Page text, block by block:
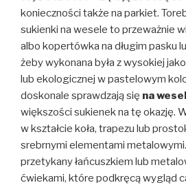
konieczności także na parkiet.
sukienki na wesele to przeważnie
albo kopertówka na długim pasku
żeby wykonana była z wysokiej
lub ekologicznej w pastelowym
doskonale sprawdzają się na
większości sukienek na tę okazję.
w kształcie koła, trapezu lub
srebrnymi elementami
przetykany łańcuszkiem lub
ćwiekami, które podkręcą wygląd